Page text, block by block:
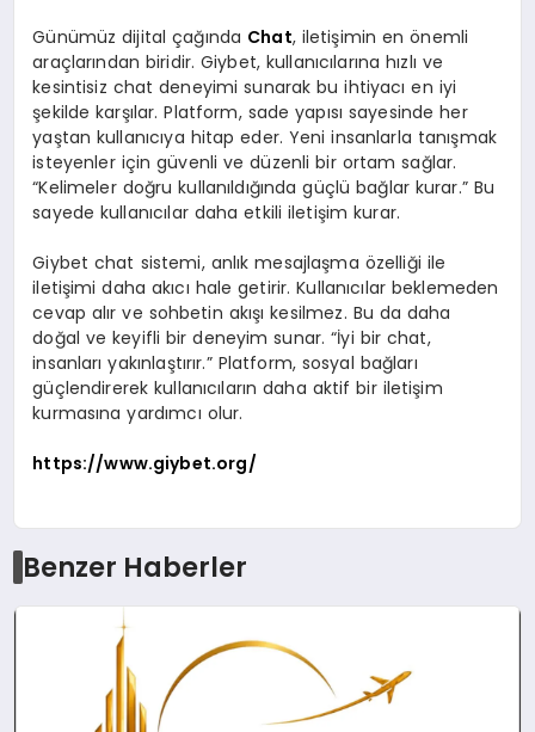
Günümüz dijital çağında Chat, iletişimin en önemli
araçlarından biridir. Giybet, kullanıcılarına hızlı ve
kesintisiz chat deneyimi sunarak bu ihtiyacı en iyi
şekilde karşılar. Platform, sade yapısı sayesinde her
yaştan kullanıcıya hitap eder. Yeni insanlarla tanışmak
isteyenler için güvenli ve düzenli bir ortam sağlar.
“Kelimeler doğru kullanıldığında güçlü bağlar kurar.” Bu
sayede kullanıcılar daha etkili iletişim kurar.
Giybet chat sistemi, anlık mesajlaşma özelliği ile
iletişimi daha akıcı hale getirir. Kullanıcılar beklemeden
cevap alır ve sohbetin akışı kesilmez. Bu da daha
doğal ve keyifli bir deneyim sunar. “İyi bir chat,
insanları yakınlaştırır.” Platform, sosyal bağları
güçlendirerek kullanıcıların daha aktif bir iletişim
kurmasına yardımcı olur.
https://www.giybet.org/
Benzer Haberler